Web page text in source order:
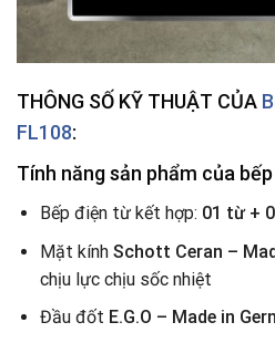
THÔNG SỐ KỸ THUẬT CỦA
FL108:
Tính năng sản phẩm của
Bếp điện từ kết hợp: 01 từ +
Mặt kính Schott Ceran –
chịu lực chịu sốc nhiệt
Đầu đốt E.G.O – Made in